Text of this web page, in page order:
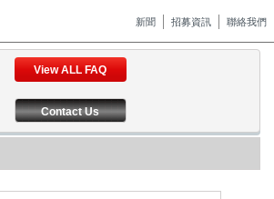
新聞 招募資訊 聯絡我們
View ALL FAQ
Contact Us